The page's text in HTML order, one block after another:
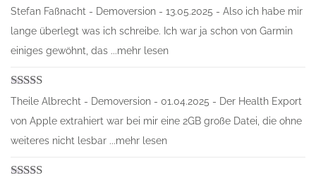
Bewertet mit
5von 5
Stefan Faßnacht - Demoversion - 13.05.2025 - Also ich habe mir
lange überlegt was ich schreibe. Ich war ja schon von Garmin
einiges gewöhnt, das ...mehr lesen
Bewertet mit
5 von 5
Theile Albrecht - Demoversion - 01.04.2025 - Der Health Export
von Apple extrahiert war bei mir eine 2GB große Datei, die ohne
weiteres nicht lesbar ...mehr lesen